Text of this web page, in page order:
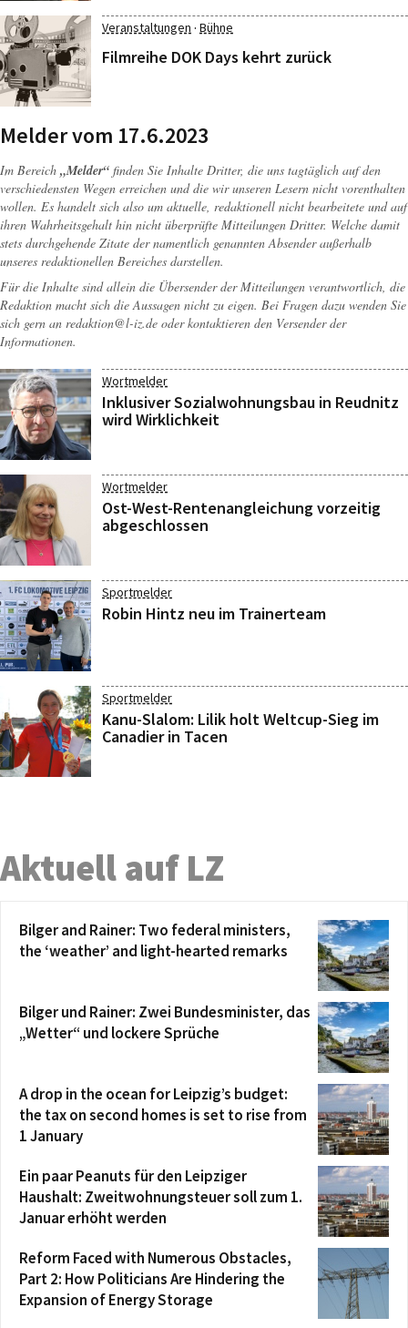
Veranstaltungen · Bühne
Filmreihe DOK Days kehrt zurück
Melder vom 17.6.2023
Im Bereich „Melder“ finden Sie Inhalte Dritter, die uns tagtäglich auf den
verschiedensten Wegen erreichen und die wir unseren Lesern nicht vorenthalten
wollen. Es handelt sich also um aktuelle, redaktionell nicht bearbeitete und auf
ihren Wahrheitsgehalt hin nicht überprüfte Mitteilungen Dritter. Welche damit
stets durchgehende Zitate der namentlich genannten Absender außerhalb
unseres redaktionellen Bereiches darstellen.
Für die Inhalte sind allein die Übersender der Mitteilungen verantwortlich, die
Redaktion macht sich die Aussagen nicht zu eigen. Bei Fragen dazu wenden Sie
sich gern an redaktion@l-iz.de oder kontaktieren den Versender der
Informationen.
Wortmelder
Inklusiver Sozialwohnungsbau in Reudnitz
wird Wirklichkeit
Wortmelder
Ost-West-Rentenangleichung vorzeitig
abgeschlossen
Sportmelder
Robin Hintz neu im Trainerteam
Sportmelder
Kanu-Slalom: Lilik holt Weltcup-Sieg im
Canadier in Tacen
Aktuell auf LZ
Bilger and Rainer: Two federal ministers,
the ‘weather’ and light-hearted remarks
Bilger und Rainer: Zwei Bundesminister, das
„Wetter“ und lockere Sprüche
A drop in the ocean for Leipzig’s budget:
the tax on second homes is set to rise from
1 January
Ein paar Peanuts für den Leipziger
Haushalt: Zweitwohnungsteuer soll zum 1.
Januar erhöht werden
Reform Faced with Numerous Obstacles,
Part 2: How Politicians Are Hindering the
Expansion of Energy Storage